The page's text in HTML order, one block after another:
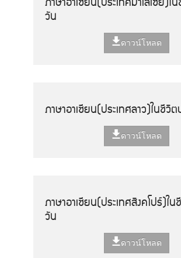
วัน
ดาวน์โหลด
ภาษาอาเซียน(ประเทศลาว)ในชีวิต
ดาวน์โหลด
ภาษาอาเซียน(ประเทศสิงคโปร์)ใน
วัน
ดาวน์โหลด